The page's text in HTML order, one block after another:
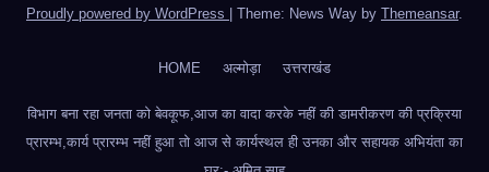
Proudly powered by WordPress Theme: News Way by Themeansar.
HOME अल्मोड़ा उत्तराखंड
विभाग बना रहा जनता को बेवकूफ,आज का वादा करके नहीं की डामरीकरण की प्रक्रिया
प्रारम्भ,कार्य प्रारम्भ नहीं हुआ तो आज से कार्यस्थल ही उनका और सहायक अभियंता का